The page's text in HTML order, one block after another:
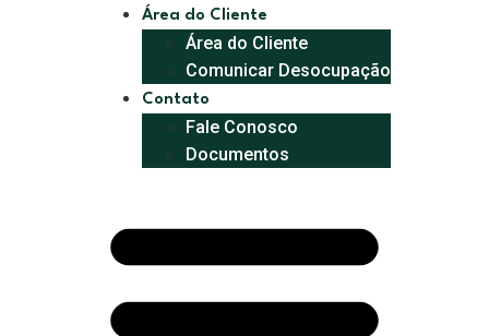
Área do Cliente
Área do Cliente
Comunicar Desocupação
Contato
Fale Conosco
Documentos